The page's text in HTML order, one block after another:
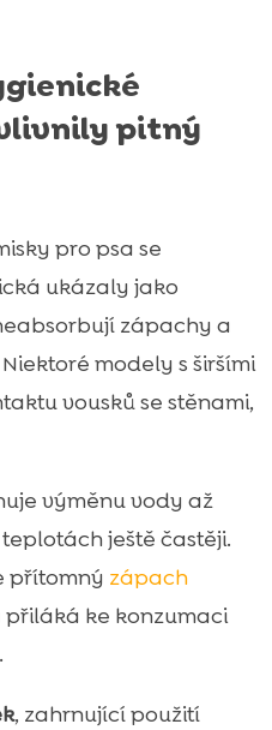
pitný
pro psa se
ukázaly jako
zápachy a
modely s širšími
vousků se stěnami,
výměnu vody až
ještě častěji.
přítomný zápach
ke konzumaci
, zahrnující použití